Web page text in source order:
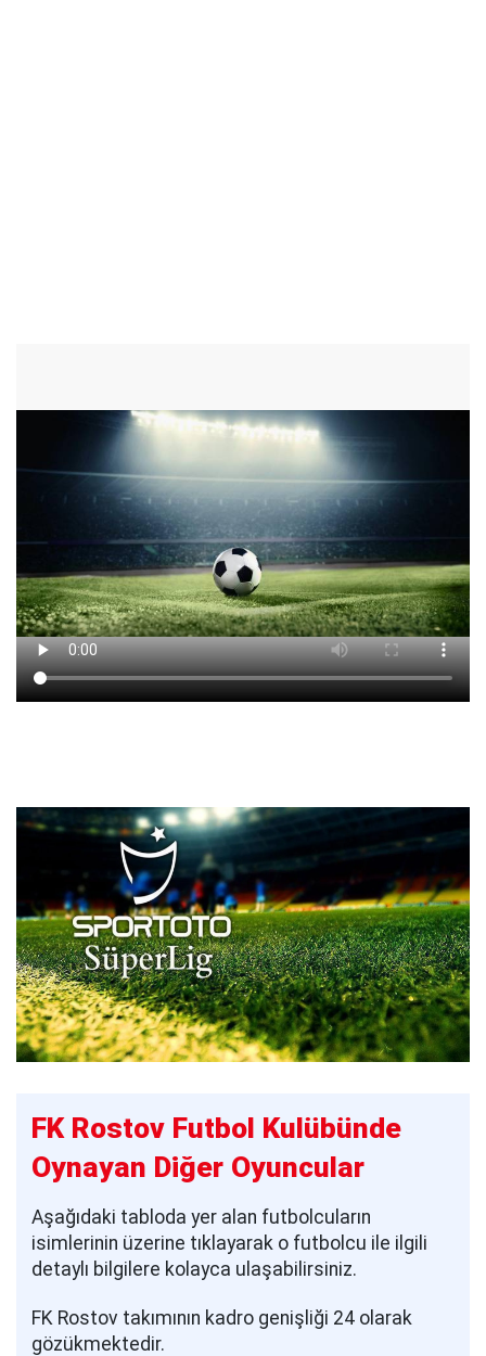
FK Rostov Futbol Kulübünde
Oynayan Diğer Oyuncular
Aşağıdaki tabloda yer alan futbolcuların
isimlerinin üzerine tıklayarak o futbolcu ile ilgili
detaylı bilgilere kolayca ulaşabilirsiniz.
FK Rostov takımının kadro genişliği 24 olarak
gözükmektedir.